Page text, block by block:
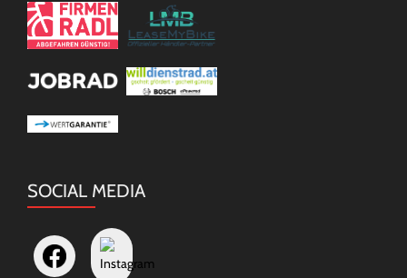
SOCIAL MEDIA